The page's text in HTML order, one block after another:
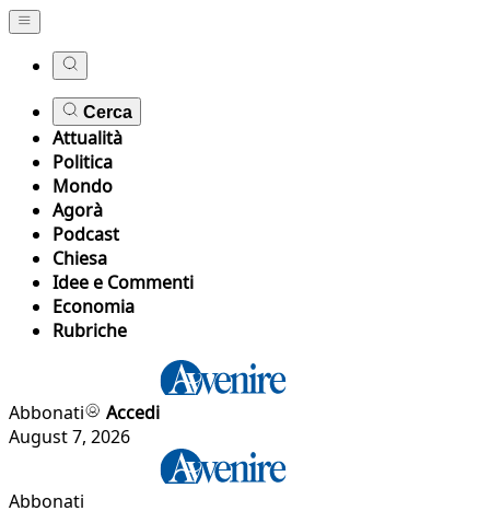
Cerca
Attualità
Politica
Mondo
Agorà
Podcast
Chiesa
Idee e Commenti
Economia
Rubriche
Abbonati
Accedi
August 7, 2026
Abbonati